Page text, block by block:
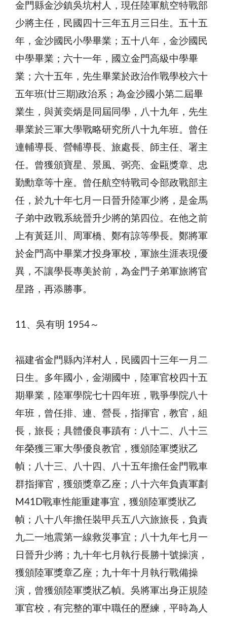
金門縣金沙鎮吳坑村人，現任陸軍航空特戰部
少將主任，民國四十三年五月三日生。五十五
年，金沙國民小學畢業；五十八年，金沙國民
中學畢業；六十一年，國立金門高級中學畢
業；六十五年，先生畢業於政治作戰學校六十
五年班(廿三期)政治系；為金沙國小第二屆畢
業生，與黃奕炳是同屆同學，八十九年，先生
畢業於三軍大學戰略研究所八十九年班。曾任
連輔導長、營輔導長、旅處長、師主任、署主
任。曾獲頒寶星、景風、弼亮、金甌獎章、忠
勤勳章等十座。曾任航空特戰司令部政戰部主
任，於九十年七月一日晉升陸軍少將，是金馬
子弟中政戰系統晉升少將的第四位。在他之前
上有黃廷川、周軍橋、鄭有諒等學長。鄭將軍
於金門高中畢業才投身軍校，軍旅生涯表現優
異，不讓學長專美於前，為金門子弟軍旅將官
星路，再添勝事。
11、吳有明 1954～
福建省金門縣內洋村人，民國四十三年一月二
日生。多年國小，金湖國中，陸軍官校四十五
期畢業，陸軍學院七十四年班，戰爭學院八十
年班，曾任排、連、營長，指揮官，教官，組
長，旅長；具體優良事蹟有：八十二、八十三
年榮獲三軍大學優良教官，獲頒陸軍獎狀乙
幀；八十三、八十四、八十五年擔任金門戰車
群指揮官，獲頒獎章乙座；八十六年負責軍劃
M41D戰車性能重建事宜，獲頒陸軍獎狀乙
幀；八十八年擔任裝甲兵五八六旅旅長，負責
九二一地震第一線救災事宜；八十九年七月一
日晉升少將；九十年七月執行長勝十號操演，
獲頒陸軍獎章乙座；九十年十月執行戰備操
演，曾獲頒陸軍獎狀乙幀。吳將軍出身正規陸
軍官校，有完整的軍中職任的歷練，平時為人